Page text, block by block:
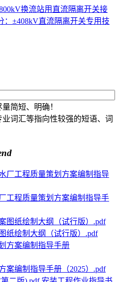
换流站用直流隔离开关接
：±408kV直流隔离开关专用技
简短、明确！
词汇等指向性较强的短语、词
工程质量策划方案编制指导手
纸绘制大纲（试行版）.pdf
案编制指导手册（2025）.pdf